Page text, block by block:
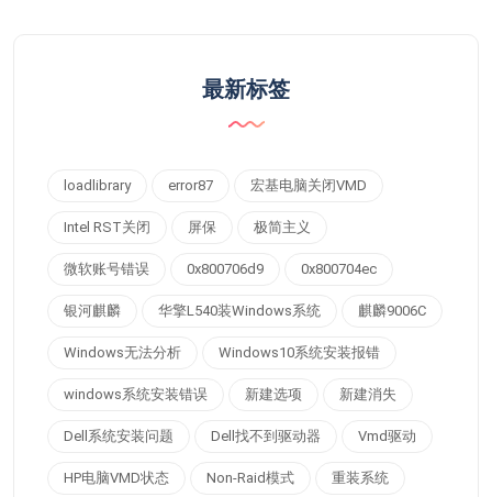
最新标签
loadlibrary error87 宏基电脑关闭VMD
Intel RST关闭 屏保 极简主义
微软账号错误 0x800706d9 0x800704ec
银河麒麟 华擎L540装Windows系统 麒麟9006C
Windows无法分析 Windows10系统安装报错
windows系统安装错误 新建选项 新建消失
Dell系统安装问题 Dell找不到驱动器 Vmd驱动
HP电脑VMD状态 Non-Raid模式 重装系统